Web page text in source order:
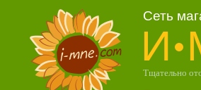
Сеть
И
Тщательно